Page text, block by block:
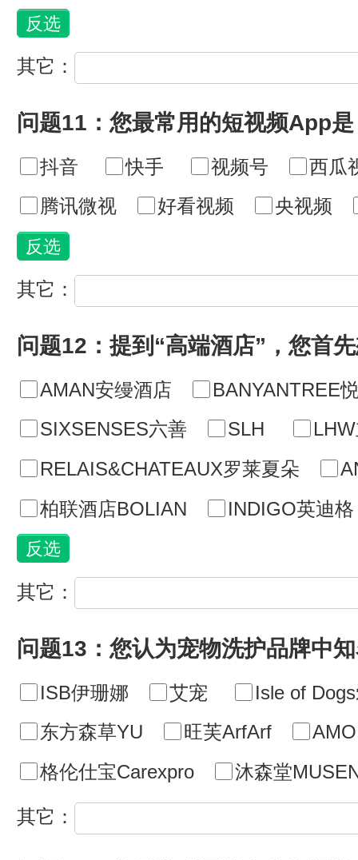
其它：
问题11：您最常用的短视频App
抖音 快手 视频号
西瓜
腾讯微视
好看视频 央视频
其它：
问题12：提到“高端酒店”，您首
AMAN安缦酒店
BANYANTREE
SIXSENSES六善
SLH
RELAIS&CHATEAUX罗莱夏朵
柏联酒店BOLIAN
INDIGO英迪格
其它：
问题13：您认为宠物洗护品牌中
ISB伊珊娜 艾宠
Isle of
东方森草YU
旺芙ArfArf
格伦仕宝Carexpro
沐森堂
其它：